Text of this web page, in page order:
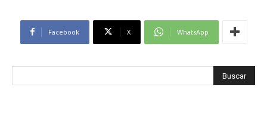
Facebook X WhatsApp